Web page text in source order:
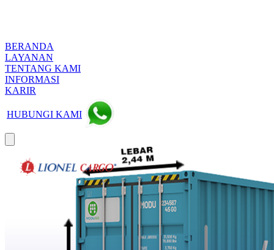
BERANDA
LAYANAN
TENTANG KAMI
INFORMASI
KARIR
HUBUNGI KAMI